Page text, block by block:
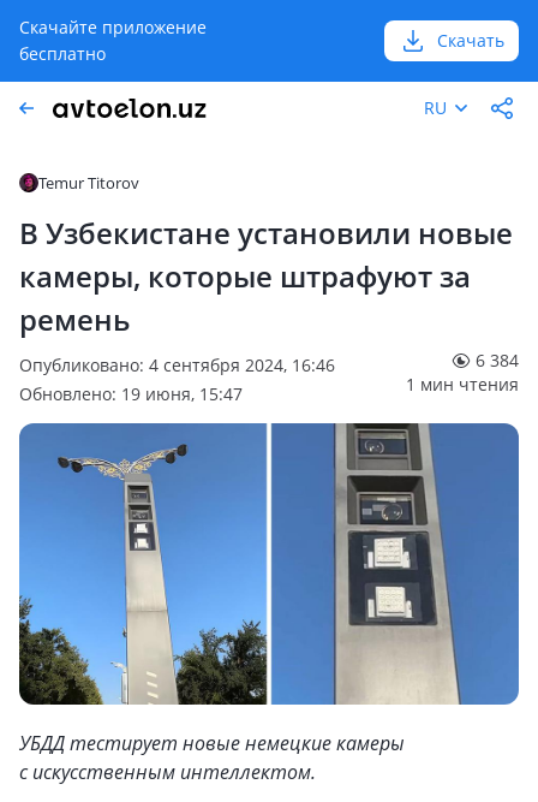
Скачайте приложение
бесплатно
Скачать
RU
Temur Titorov
В Узбекистане установили новые
камеры, которые штрафуют за
ремень
Опубликовано: 4 сентября 2024, 16:46
Обновлено: 19 июня, 15:47
6 384
1 мин чтения
УБДД тестирует новые немецкие камеры
с искусственным интеллектом.